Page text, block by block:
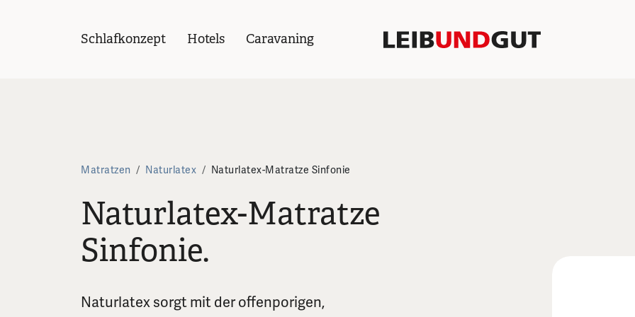
Schlafkonzept Hotels Caravaning
Matratzen / Naturlatex / Naturlatex-Matratze Sinfonie
Naturlatex-Matratze
Sinfonie.
Naturlatex sorgt mit der offenporigen,